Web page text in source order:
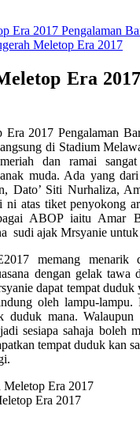
Era 2017 Pengalaman
Meletop Era 2017
Era
Era 2017 Pengalaman
di Stadium
dan ramai
muda. Ada yang
Dato’ Siti Nurhaliza,
ni atas tiket penyokong
ABOP iaitu Amar
sudi ajak Mrsyanie untuk
memang menarik
dengan gelak
dapat tempat duduk
oleh lampu-lampu.
duduk mana. Walaupun
sesiapa sahaja boleh
tempat duduk kan
Era 2017